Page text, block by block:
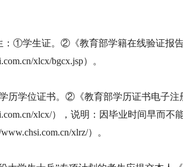
：①学生证。②《教育部学籍在线验证报
xlcx/bgcx.jsp）。
历学位证书。②《教育部学历证书电子注
xlcx/），说明：因毕业时间早而
xlrz/）。